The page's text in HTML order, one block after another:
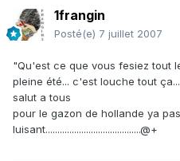
1frangin
Posté(e) 7 juillet 2007
"Qu'est ce que vous fesiez tout
pleine été... c'est louche tout
salut a tous
pour le gazon de hollande ya
luisant........................................@+